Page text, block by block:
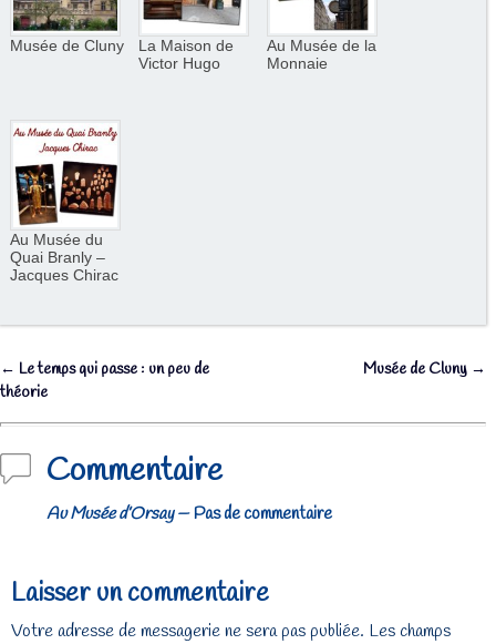
Musée de Cluny
La Maison de
Victor Hugo
Au Musée de la
Monnaie
Au Musée du
Quai Branly –
Jacques Chirac
Navigation des articles
← Le temps qui passe : un peu de
théorie
Musée de Cluny →
Commentaire
Au Musée d’Orsay— Pas de commentaire
Laisser un commentaire
Votre adresse de messagerie ne sera pas publiée. Les champs